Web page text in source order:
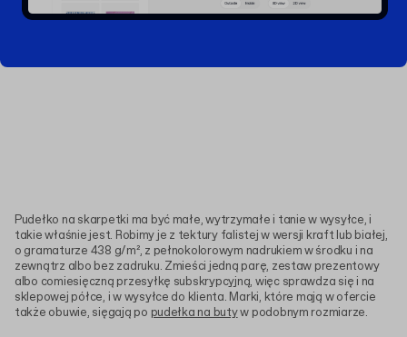
Pudełko na skarpetki ma być małe, wytrzymałe i tanie w wysyłce, i
takie właśnie jest. Robimy je z tektury falistej w wersji kraft lub białej,
o gramaturze 438 g/m², z pełnokolorowym nadrukiem w środku i na
zewnątrz albo bez zadruku. Zmieści jedną parę, zestaw prezentowy
albo comiesięczną przesyłkę subskrypcyjną, więc sprawdza się i na
sklepowej półce, i w wysyłce do klienta. Marki, które mają w ofercie
także obuwie, sięgają po pudełka na butyw podobnym rozmiarze.